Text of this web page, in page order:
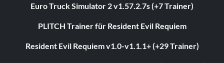
Euro Truck Simulator 2 v1.57.2.7s (+7 Trainer)
PLITCH Trainer für Resident Evil Requiem
Resident Evil Requiem v1.0-v1.1.1+ (+29 Trainer)